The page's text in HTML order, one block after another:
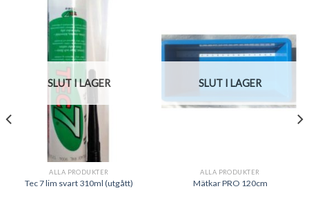
SLUT I LAGER
ALLA PRODUKTER
Tec 7 lim svart 310ml (utgått)
SLUT I LAGER
ALLA PRODUKTER
Mätkar PRO 120cm